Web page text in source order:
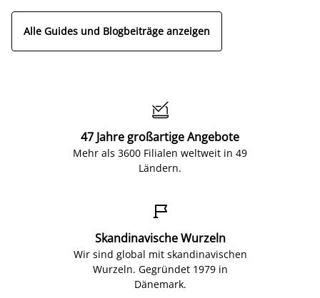
Alle Guides und Blogbeiträge anzeigen

47 Jahre großartige Angebote
Mehr als 3600 Filialen weltweit in 49
Ländern.

Skandinavische Wurzeln
Wir sind global mit skandinavischen
Wurzeln. Gegründet 1979 in
Dänemark.